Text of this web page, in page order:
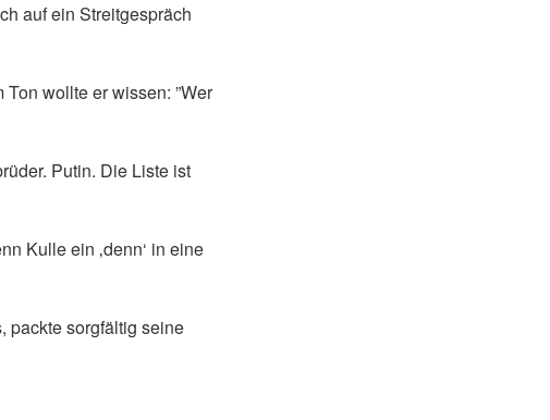
auf ein Streitgespräch
wollte er wissen: ”Wer
Putin. Die Liste ist
Kulle ein ‚denn‘ in eine
packte sorgfältig seine